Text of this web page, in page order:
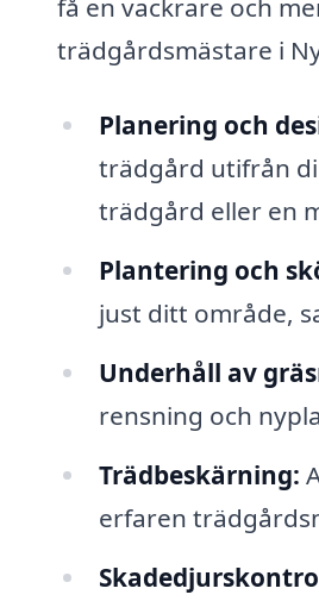
trädgårdsmästare i
Planering och
trädgård utifrån
trädgård eller en
Plantering och
just ditt område,
Underhåll av
rensning och
Trädbeskärning:
erfaren